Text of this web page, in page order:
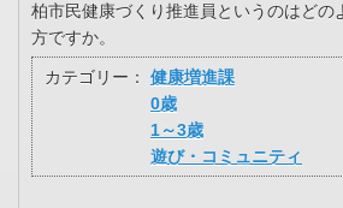
柏市民健康づくり推進員というのはどの
方ですか。
カテゴリー：
健康増進課
0歳
1～3歳
遊び・コミュニティ